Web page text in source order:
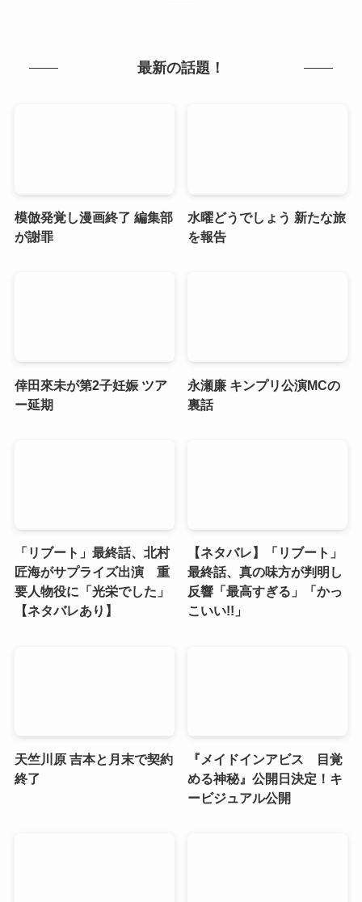
最新の話題！
模倣発覚し漫画終了 編集部
が謝罪
水曜どうでしょう 新たな旅
を報告
倖田來未が第2子妊娠 ツア
ー延期
永瀬廉 キンプリ公演MCの
裏話
「リブート」最終話、北村
匠海がサプライズ出演 重
要人物役に「光栄でした」
【ネタバレあり】
【ネタバレ】「リブート」
最終話、真の味方が判明し
反響「最高すぎる」「かっ
こいい!!」
天竺川原 吉本と月末で契約
終了
『メイドインアビス 目覚
める神秘』公開日決定！キ
ービジュアル公開